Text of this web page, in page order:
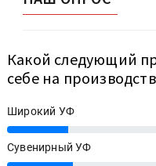
Какой следующий
себе на
Широкий УФ
25%
Сувенирный УФ